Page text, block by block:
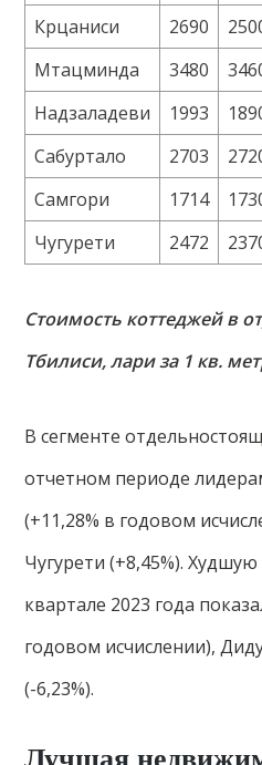
Крцаниси
2690
Мтацминда
3480
Надзаладеви
1993
Сабуртало
2703
Самгори
1714
Чугурети
2472
Стоимость коттеджей в
Тбилиси, лари за 1 кв.
В сегменте
отчетном периоде
(+11,28% в годовом
Чугурети (+8,45%).
квартале 2023 года
годовом исчислении),
(-6,23%).
Лучшая